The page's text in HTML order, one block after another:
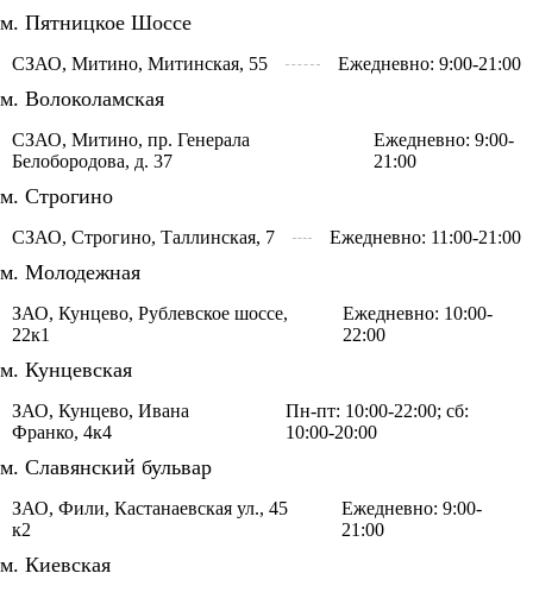
м. Пятницкое Шоссе
СЗАО, Митино, Митинская, 55 Ежедневно: 9:00-21:00
м. Волоколамская
СЗАО, Митино, пр. Генерала
Белобородова, д. 37
Ежедневно: 9:00-
21:00
м. Строгино
СЗАО, Строгино, Таллинская, 7 Ежедневно: 11:00-21:00
м. Молодежная
ЗАО, Кунцево, Рублевское шоссе,
22к1
Ежедневно: 10:00-
22:00
м. Кунцевская
ЗАО, Кунцево, Ивана
Франко, 4к4
Пн-пт: 10:00-22:00; сб:
10:00-20:00
м. Славянский бульвар
ЗАО, Фили, Кастанаевская ул., 45
к2
Ежедневно: 9:00-
21:00
м. Киевская